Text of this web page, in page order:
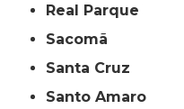
Real Parque
Sacomã
Santa Cruz
Santo Amaro